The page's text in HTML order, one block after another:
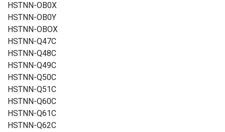
HSTNN-OB0X
HSTNN-OB0Y
HSTNN-OBOX
HSTNN-Q47C
HSTNN-Q48C
HSTNN-Q49C
HSTNN-Q50C
HSTNN-Q51C
HSTNN-Q60C
HSTNN-Q61C
HSTNN-Q62C